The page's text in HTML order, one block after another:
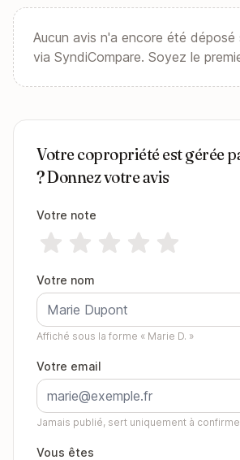
Aucun avis n'a encore été déposé
via SyndiCompare. Soyez le
Votre copropriété est gérée
? Donnez votre avis
Votre note
Votre nom
Affiché sous la forme « Marie D. »
Votre email
Jamais publié, sert uniquement à
Vous êtes